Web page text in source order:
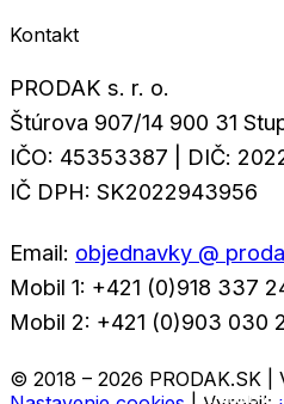
RÝCHLE
RÝCHLE
RÝCHLE
RÝCHLE
RÝCHLE
Kontakt
PRODAK s. r. o.
Štúrova 907/14 900 31
IČO: 45353387 | DIČ:
IČ DPH: SK2022943956
Email: objednavky @
Mobil 1: +421 (0)918 337
Mobil 2: +421 (0)903 030
© 2018 – 2026 PRODAK.SK |